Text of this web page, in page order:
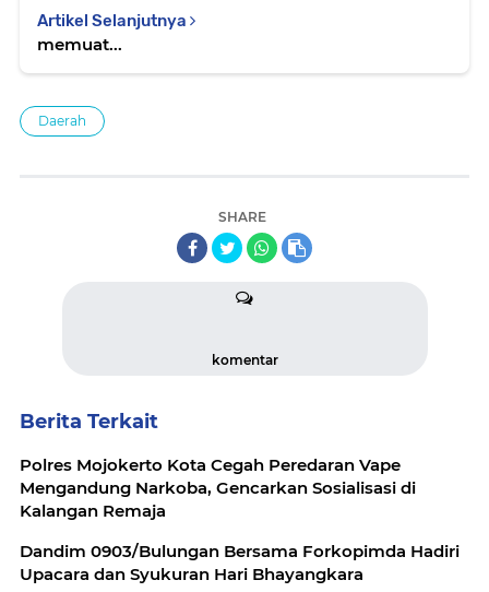
Artikel Selanjutnya
memuat...
Daerah
SHARE
komentar
Berita Terkait
Polres Mojokerto Kota Cegah Peredaran Vape
Mengandung Narkoba, Gencarkan Sosialisasi di
Kalangan Remaja
‎Dandim 0903/Bulungan Bersama Forkopimda Hadiri